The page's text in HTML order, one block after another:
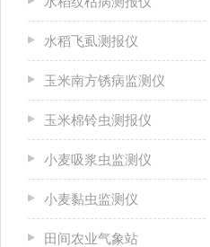
水稻飞虱测报仪
玉米南方锈病监测仪
玉米棉铃虫测报仪
小麦吸浆虫监测仪
小麦黏虫监测仪
田间农业气象站